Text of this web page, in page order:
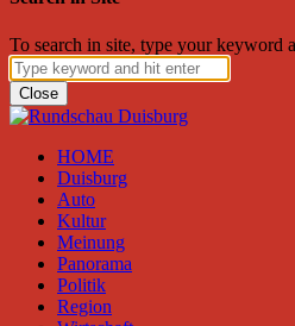
To search in site, type your keyword
Close
HOME
Duisburg
Auto
Kultur
Meinung
Panorama
Politik
Region